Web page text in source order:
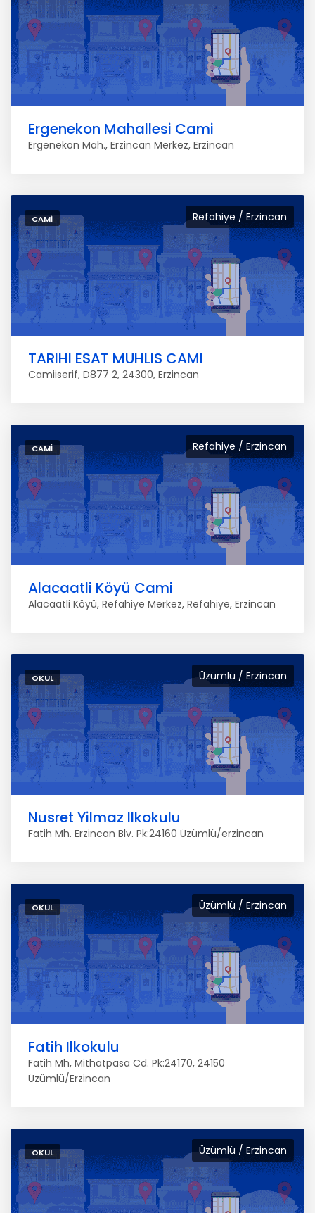
Ergenekon Mahallesi Cami
Ergenekon Mah., Erzincan Merkez, Erzincan
Refahiye / Erzincan
CAMI
TARIHI ESAT MUHLIS CAMI
Camiiserif, D877 2, 24300, Erzincan
Refahiye / Erzincan
CAMI
Alacaatli Köyü Cami
Alacaatli Köyü, Refahiye Merkez, Refahiye, Erzincan
Üzümlü / Erzincan
OKUL
Nusret Yilmaz Ilkokulu
Fatih Mh. Erzincan Blv. Pk:24160 Üzümlü/erzincan
Üzümlü / Erzincan
OKUL
Fatih Ilkokulu
Fatih Mh, Mithatpasa Cd. Pk:24170, 24150
Üzümlü/Erzincan
Üzümlü / Erzincan
OKUL